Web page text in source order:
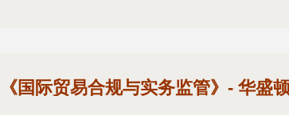
《国际贸易合规与实务监管》- 华盛